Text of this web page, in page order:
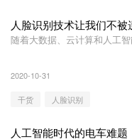
人脸识别技术让我们不被
随着大数据、云计算和人工
制、跨地域的传输、复制和存
2020-10-31
干货 人脸识别
人工智能时代的电车难